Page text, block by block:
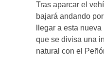
Tras aparcar el
bajará andando
llegar a esta
que se divisa una
natural con el